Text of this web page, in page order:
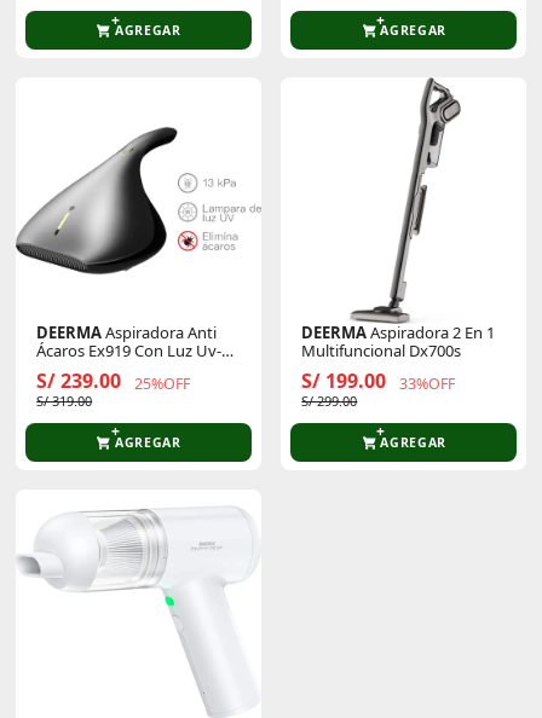
AGREGAR AGREGAR
DEERMAAspiradora Anti
Ácaros Ex919 Con Luz Uv-C
S/ 239.00 25%OFF
S/ 319.00
AGREGAR
DEERMAAspiradora 2 En 1
Multifuncional Dx700s
S/ 199.00 33%OFF
S/ 299.00
AGREGAR